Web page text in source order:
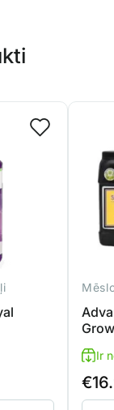
Ir
€